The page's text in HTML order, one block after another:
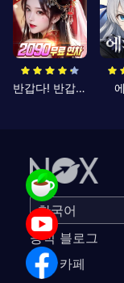
반갑다! 반갑삼국지
공식 블로그
공식 카페